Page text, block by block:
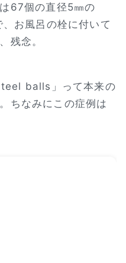
67個の直径5㎜の
お風呂の栓に付いて
残念。
balls」って本来の
ちなみにこの症例は